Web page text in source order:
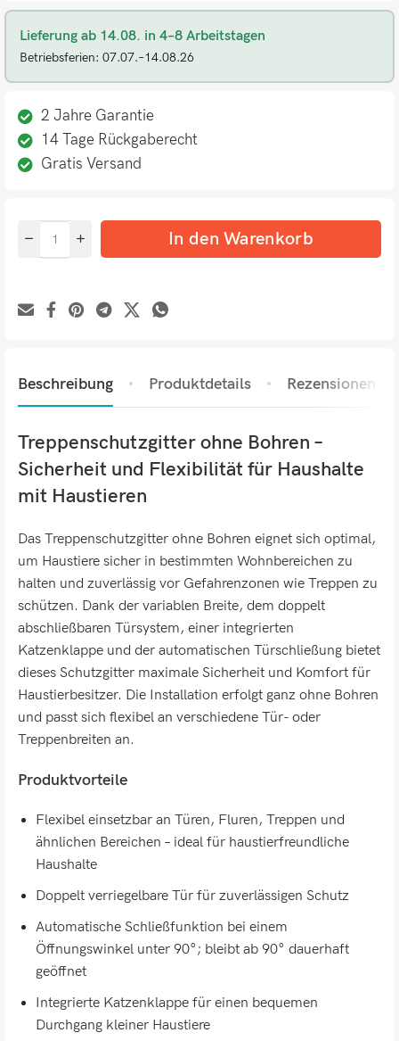
Lieferung ab 14.08. in 4–8 Arbeitstagen
Betriebsferien: 07.07.–14.08.26
2 Jahre Garantie
14 Tage Rückgaberecht
Gratis Versand
In den Warenkorb
Beschreibung Produktdetails Rezensionen (0)
Treppenschutzgitter ohne Bohren –
Sicherheit und Flexibilität für Haushalte
mit Haustieren
Das Treppenschutzgitter ohne Bohren eignet sich optimal,
um Haustiere sicher in bestimmten Wohnbereichen zu
halten und zuverlässig vor Gefahrenzonen wie Treppen zu
schützen. Dank der variablen Breite, dem doppelt
abschließbaren Türsystem, einer integrierten
Katzenklappe und der automatischen Türschließung bietet
dieses Schutzgitter maximale Sicherheit und Komfort für
Haustierbesitzer. Die Installation erfolgt ganz ohne Bohren
und passt sich flexibel an verschiedene Tür- oder
Treppenbreiten an.
Produktvorteile
Flexibel einsetzbar an Türen, Fluren, Treppen und
ähnlichen Bereichen – ideal für haustierfreundliche
Haushalte
Doppelt verriegelbare Tür für zuverlässigen Schutz
Automatische Schließfunktion bei einem
Öffnungswinkel unter 90°; bleibt ab 90° dauerhaft
geöffnet
Integrierte Katzenklappe für einen bequemen
Durchgang kleiner Haustiere